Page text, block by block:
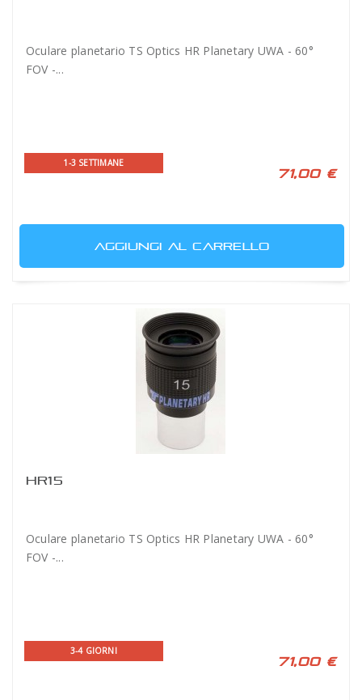
Oculare planetario TS Optics HR Planetary UWA - 60°
FOV -...
1-3 SETTIMANE
71,00 €
AGGIUNGI AL CARRELLO
HR15
Oculare planetario TS Optics HR Planetary UWA - 60°
FOV -...
3-4 GIORNI
71,00 €